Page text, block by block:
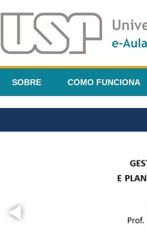
SOBRE COMO FUNCIONA